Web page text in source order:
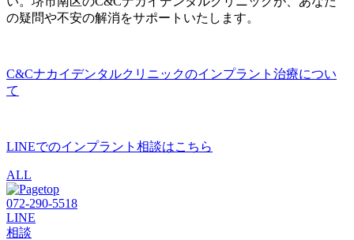
の疑問や不安の解消をサポートいたします。
C&Cナカイデンタルクリニックのインプラント治療につい
て
LINEでのインプラント相談はこちら
ALL
072-290-5518
LINE
相談